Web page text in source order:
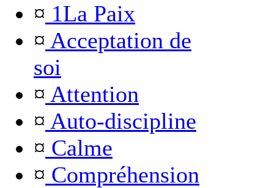
¤ 1La Paix
¤ Acceptation de
soi
¤ Attention
¤ Auto-discipline
¤ Calme
¤ Compréhension